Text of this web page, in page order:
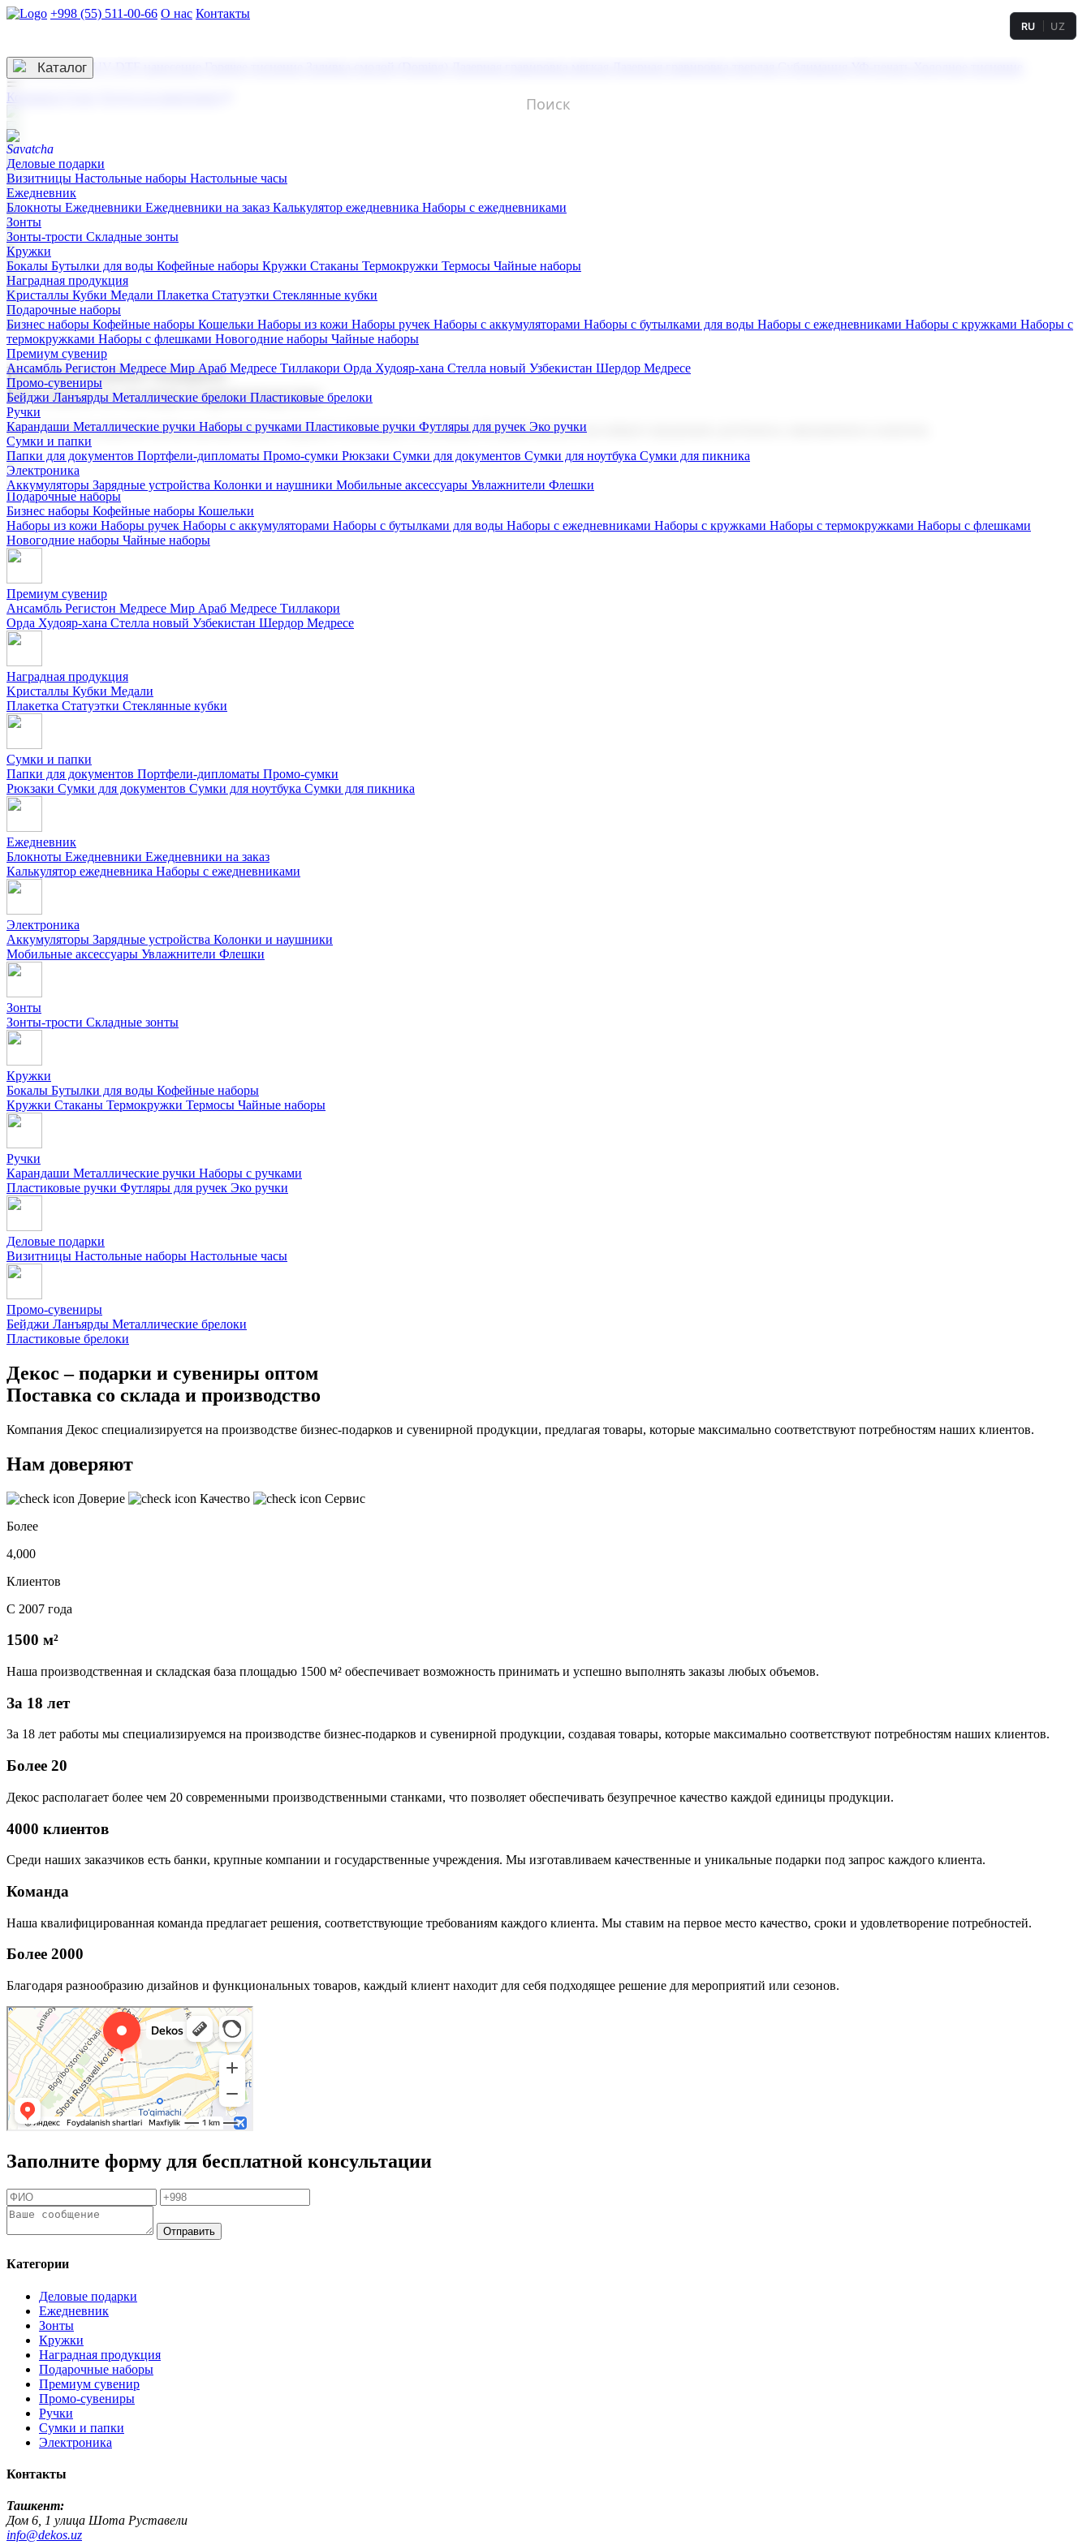
+998 (55) 511-00-66 О нас Контакты
3D гравировка
RU UZ
☰
Контакты
Каталог
Деловые подарки
Визитницы Настольные наборы Настольные часы
Ежедневник
Блокноты Ежедневники Ежедневники на заказ Калькулятор ежедневника Наборы с ежедневниками
Зонты
Зонты-трости Складные зонты
Кружки
Бокалы Бутылки для воды Кофейные наборы Кружки Стаканы Термокружки Термосы Чайные наборы
Наградная продукция
Kристаллы Кубки Медали Плакетка Статуэтки Стеклянные кубки
Подарочные наборы
Бизнес наборы Кофейные наборы Кошельки Наборы из кожи Наборы ручек Наборы с аккумуляторами Наборы с бутылками для воды Наборы с ежедневниками Наборы с кружками Наборы с
термокружками Наборы с флешками Новогодние наборы Чайные наборы
Премиум сувенир
Ансамбль Регистон Медресе Мир Араб Медресе Тиллакори Орда Худояр-хана Стелла новый Узбекистан Шердор Медресе
Промо-сувениры
Бейджи Ланъярды Металлические брелоки Пластиковые брелоки
Ручки
Карандаши Металлические ручки Наборы с ручками Пластиковые ручки Футляры для ручек Эко ручки
Сумки и папки
Папки для документов Портфели-дипломаты Промо-сумки Рюкзаки Сумки для документов Сумки для ноутбука Сумки для пикника
Электроника
Аккумуляторы Зарядные устройства Колонки и наушники Мобильные аксессуары Увлажнители Флешки
Корпоративные подарки
Поставка со склада и производство
Мы предлагаем широкий выбор корпоративных подарков и сувениров с логотипом. В нашем каталоге вы найдете продукцию для бизнеса, мероприятия и клиентов.
Подарочные наборы
Бизнес наборы Кофейные наборы Кошельки
Наборы из кожи Наборы ручек Наборы с аккумуляторами Наборы с бутылками для воды Наборы с ежедневниками Наборы с кружками Наборы с термокружками Наборы с флешками
Новогодние наборы Чайные наборы
Премиум сувенир
Ансамбль Регистон Медресе Мир Араб Медресе Тиллакори
Орда Худояр-хана Стелла новый Узбекистан Шердор Медресе
Наградная продукция
Kристаллы Кубки Медали
Плакетка Статуэтки Стеклянные кубки
Сумки и папки
Папки для документов Портфели-дипломаты Промо-сумки
Рюкзаки Сумки для документов Сумки для ноутбука Сумки для пикника
Ежедневник
Блокноты Ежедневники Ежедневники на заказ
Калькулятор ежедневника Наборы с ежедневниками
Электроника
Аккумуляторы Зарядные устройства Колонки и наушники
Мобильные аксессуары Увлажнители Флешки
Зонты
Зонты-трости Складные зонты
Кружки
Бокалы Бутылки для воды Кофейные наборы
Кружки Стаканы Термокружки Термосы Чайные наборы
Ручки
Карандаши Металлические ручки Наборы с ручками
Пластиковые ручки Футляры для ручек Эко ручки
Деловые подарки
Визитницы Настольные наборы Настольные часы
Промо-сувениры
Бейджи Ланъярды Металлические брелоки
Пластиковые брелоки
Декос – подарки и сувениры оптом
Поставка со склада и производство
Компания Декос специализируется на производстве бизнес-подарков и сувенирной продукции, предлагая товары, которые максимально соответствуют потребностям наших клиентов.
Нам доверяют
Доверие Качество
Сервис
Более
4,000
Клиентов
С 2007 года
1500 м²
Наша производственная и складская база площадью 1500 м² обеспечивает возможность принимать и успешно выполнять заказы любых объемов.
За 18 лет
За 18 лет работы мы специализируемся на производстве бизнес-подарков и сувенирной продукции, создавая товары, которые максимально соответствуют потребностям наших клиентов.
Более 20
Декос располагает более чем 20 современными производственными станками, что позволяет обеспечивать безупречное качество каждой единицы продукции.
4000 клиентов
Среди наших заказчиков есть банки, крупные компании и государственные учреждения. Мы изготавливаем качественные и уникальные подарки под запрос каждого клиента.
Команда
Наша квалифицированная команда предлагает решения, соответствующие требованиям каждого клиента. Мы ставим на первое место качество, сроки и удовлетворение потребностей.
Более 2000
Благодаря разнообразию дизайнов и функциональных товаров, каждый клиент находит для себя подходящее решение для мероприятий или сезонов.
Заполните форму для бесплатной консультации
Отправить
Категории
Деловые подарки
Ежедневник
Зонты
Кружки
Наградная продукция
Подарочные наборы
Премиум сувенир
Промо-сувениры
Ручки
Сумки и папки
Электроника
Контакты
Ташкент:
Дом 6, 1 улица Шота Руставели
info@dekos.uz